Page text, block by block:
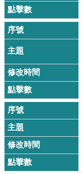
校
行
政
單
位
學
術
單
位
辦
學
成
果